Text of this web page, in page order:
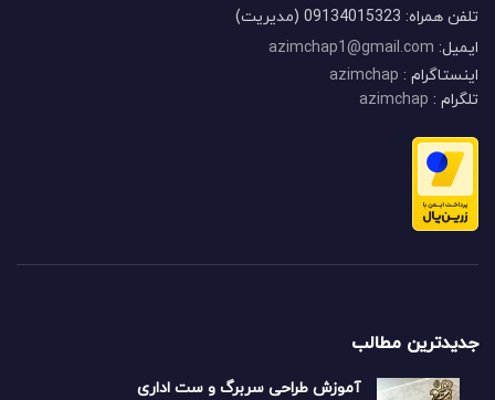
تلفن همراه: 09134015323 (مدیریت)
ایمیل: azimchap1@gmail.com
اینستاگرام : azimchap
تلگرام : azimchap
جدیدترین مطالب
آموزش طراحی سربرگ و ست اداری